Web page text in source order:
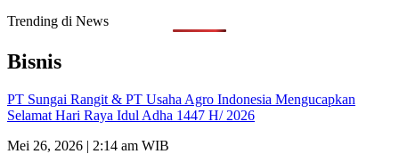
Trending di News
Bisnis
PT Sungai Rangit & PT Usaha Agro Indonesia Mengucapkan
Selamat Hari Raya Idul Adha 1447 H/ 2026
Mei 26, 2026 | 2:14 am WIB